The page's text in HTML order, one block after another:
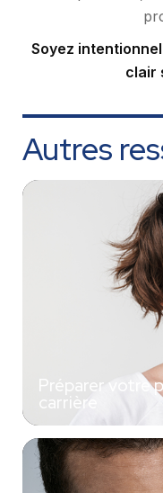
Soyez
clair
Autres
Préparer votre
carrière